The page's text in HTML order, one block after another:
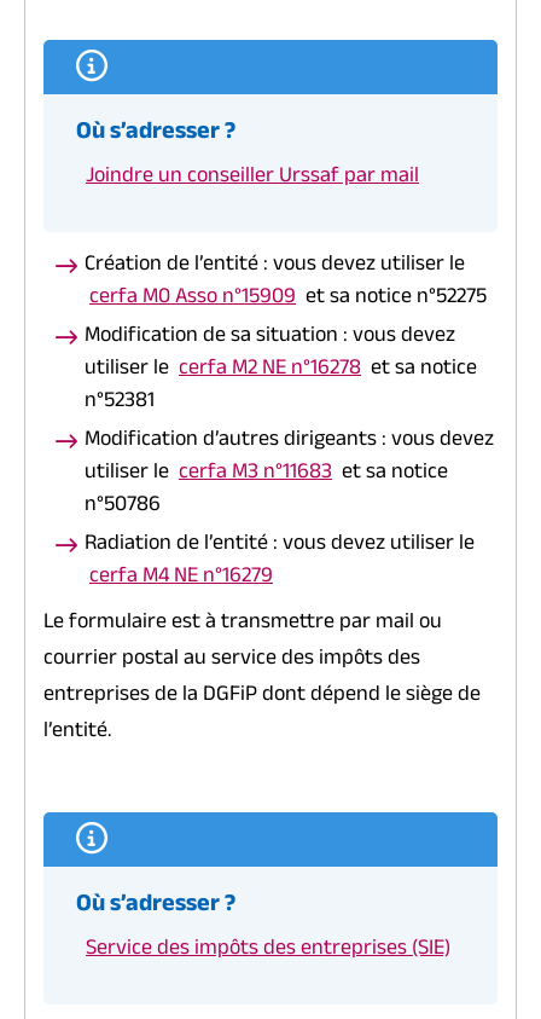
Où s’adresser ?
Joindre un conseiller Urssaf par mail
Création de l’entité : vous devez utiliser le
cerfa M0 Asso n°15909 et sa notice n°52275
Modification de sa situation : vous devez
utiliser le cerfa M2 NE n°16278 et sa notice
n°52381
Modification d’autres dirigeants : vous devez
utiliser le cerfa M3 n°11683 et sa notice
n°50786
Radiation de l’entité : vous devez utiliser le
cerfa M4 NE n°16279
Le formulaire est à transmettre par mail ou
courrier postal au service des impôts des
entreprises de la DGFiP dont dépend le siège de
l’entité.
Où s’adresser ?
Service des impôts des entreprises (SIE)